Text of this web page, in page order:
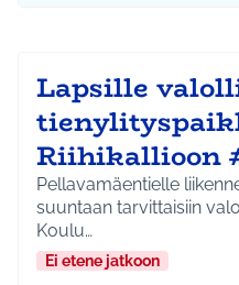
Lapsille
Riihikallioon
Pellavamäentielle
suuntaan tarvittaisiin
Koulu…
Ei etene jatkoon